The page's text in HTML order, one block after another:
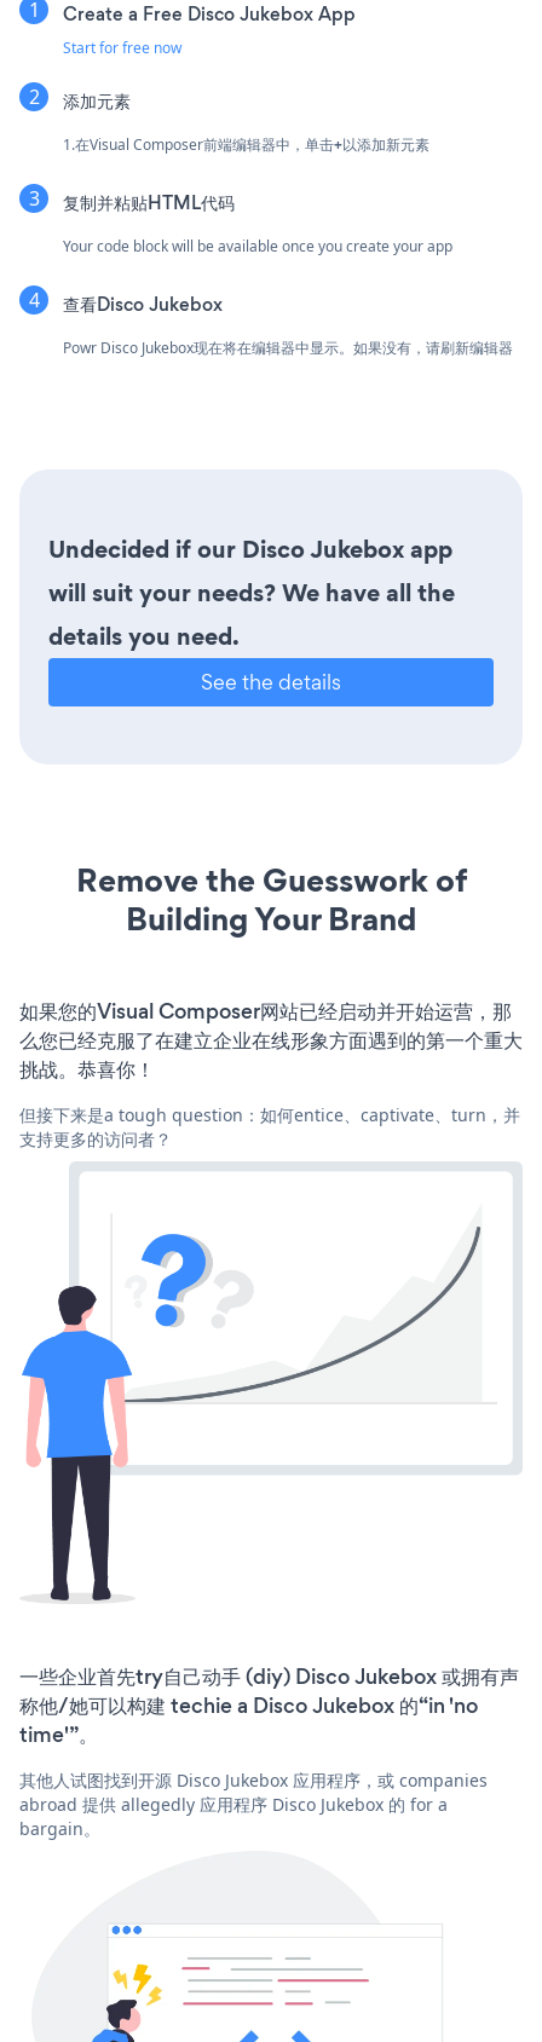
Create a Free Disco Jukebox App
Start for free now
添加元素
1.在Visual Composer前端编辑器中，单击+以添加新元素
复制并粘贴HTML代码
Your code block will be available once you create your app
查看Disco Jukebox
Powr Disco Jukebox现在将在编辑器中显示。如果没有，请刷新编辑器
Undecided if our Disco Jukebox app
will suit your needs? We have all the
details you need.
See the details
Remove the Guesswork of
Building Your Brand
如果您的Visual Composer网站已经启动并开始运营，那
么您已经克服了在建立企业在线形象方面遇到的第一个重大
挑战。恭喜你！
但接下来是a tough question：如何entice、captivate、turn，并
支持更多的访问者？
一些企业首先try自己动手 (diy) Disco Jukebox 或拥有声
称他/她可以构建 techie a Disco Jukebox 的“in 'no
time'”。
其他人试图找到开源 Disco Jukebox 应用程序，或 companies
abroad 提供 allegedly 应用程序 Disco Jukebox 的 for a
bargain。